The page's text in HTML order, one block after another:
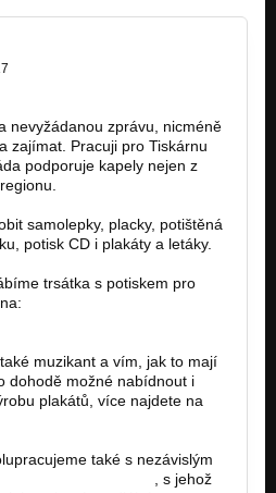
nevyžádanou zprávu, nicméně
zajímat. Pracuji pro Tiskárnu
podporuje kapely nejen z
samolepky, placky, potištěná
potisk CD i plakáty a letáky.
trsátka s potiskem pro
muzikant a vím, jak to mají
dohodě možné nabídnout i
plakátů, více najdete na
také s nezávislým
, s jehož